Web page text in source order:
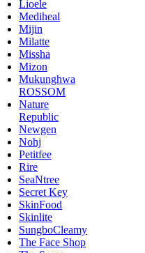
Lioele
Mediheal
Mijin
Milatte
Missha
Mizon
Mukunghwa
ROSSOM
Nature
Republic
Newgen
Nohj
Petitfee
Rire
SeaNtree
Secret Key
SkinFood
Skinlite
SungboCleamy
The Face Shop